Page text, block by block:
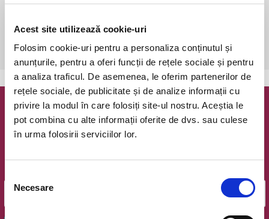
Acest site utilizează cookie-uri
Folosim cookie-uri pentru a personaliza conținutul și
anunțurile, pentru a oferi funcții de rețele sociale și pentru
a analiza traficul. De asemenea, le oferim partenerilor de
rețele sociale, de publicitate și de analize informații cu
privire la modul în care folosiți site-ul nostru. Aceștia le
pot combina cu alte informații oferite de dvs. sau culese
în urma folosirii serviciilor lor.
consimțământului
Necesare
Informații suplimentare, la nr. de telefon 0773 825 249.
Newsletter @ Bilete.ro